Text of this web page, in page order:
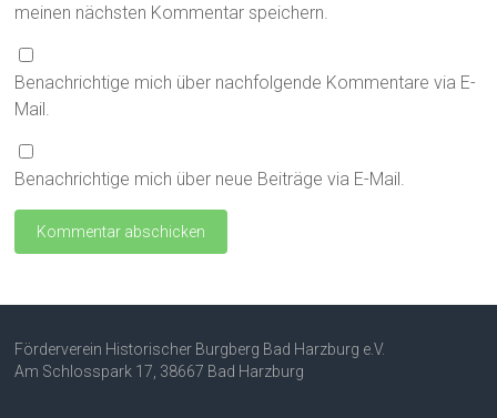
meinen nächsten Kommentar speichern.
Benachrichtige mich über nachfolgende Kommentare via E-
Mail.
Benachrichtige mich über neue Beiträge via E-Mail.
Förderverein Historischer Burgberg Bad Harzburg e.V.
Am Schlosspark 17, 38667 Bad Harzburg